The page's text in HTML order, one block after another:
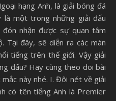
là một trong những giải đấu
nhận được sự quan tâm
Tại đây, sẽ diễn ra các màn
tiếng trên thế giới. Vậy giải
đấu? Hãy cùng theo dõi bài
này nhé. I. Đôi nét về giải
có tên tiếng Anh là Premier